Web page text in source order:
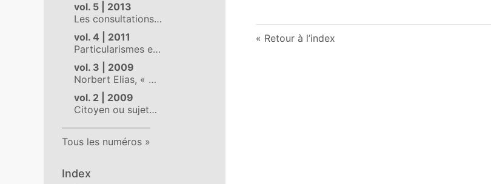
vol. 5 | 2013
Les consultations…
vol. 4 | 2011
Particularismes e…
vol. 3 | 2009
Norbert Elias, « …
vol. 2 | 2009
Citoyen ou sujet…
Tous les numéros
Index
Retour à l’index